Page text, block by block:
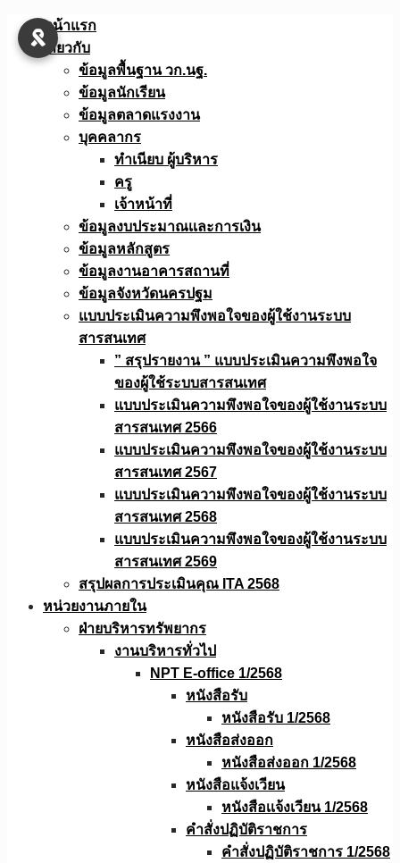
Skip
หน้าแรก
เกี่ยวกับ
ข้อมูลพื้นฐาน วก.นฐ.
ข้อมูลนักเรียน
ข้อมูลตลาดแรงงาน
บุคคลากร
ทำเนียบ ผู้บริหาร
ครู
เจ้าหน้าที่
ข้อมูลงบประมาณเเละการเงิน
ข้อมูลหลักสูตร
ข้อมูลงานอาคารสถานที่
ข้อมูลจังหวัดนครปฐม
แบบประเมินความพึงพอใจของผู้ใช้งานระบบ
สารสนเทศ
” สรุปรายงาน ” แบบประเมินความพึงพอใจ
ของผู้ใช้ระบบสารสนเทศ
แบบประเมินความพึงพอใจของผู้ใช้งานระบบ
สารสนเทศ 2566
แบบประเมินความพึงพอใจของผู้ใช้งานระบบ
สารสนเทศ 2567
แบบประเมินความพึงพอใจของผู้ใช้งานระบบ
สารสนเทศ 2568
แบบประเมินความพึงพอใจของผู้ใช้งานระบบ
สารสนเทศ 2569
สรุปผลการประเมินคุณ ITA 2568
หน่วยงานภายใน
ฝ่ายบริหารทรัพยากร
งานบริหารทั่วไป
NPT E-office 1/2568
หนังสือรับ
หนังสือรับ 1/2568
หนังสือส่งออก
หนังสือส่งออก 1/2568
หนังสือแจ้งเวียน
หนังสือเเจ้งเวียน 1/2568
คำสั่งปฏิบัติราชการ
คำสั่งปฏิบัติราชการ 1/2568